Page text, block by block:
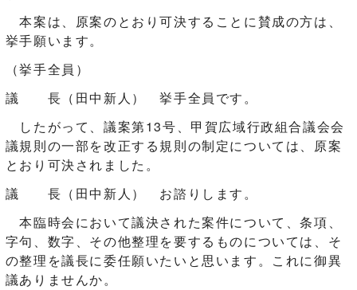
本案は、原案のとおり可決することに賛成の方は、
挙手願います。
（挙手全員）
議 長（田中新人） 挙手全員です。
したがって、議案第13号、甲賀広域行政組合議会会
議規則の一部を改正する規則の制定については、原案
とおり可決されました。
議 長（田中新人） お諮りします。
本臨時会において議決された案件について、条項、
字句、数字、その他整理を要するものについては、そ
の整理を議長に委任願いたいと思います。これに御異
議ありませんか。